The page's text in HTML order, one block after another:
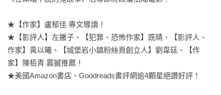
★【作家】盧郁佳 專文導讀！
★【影評人】左撇子、【犯罪、恐怖作家】既晴、【影評人、
作家】黃以曦、【城堡岩小鎮粉絲頁創立人】劉韋廷、【作
家】陳栢青 震撼推薦！
★美國Amazon書店、Goodreads書評網逾4顆星絕讚好評！